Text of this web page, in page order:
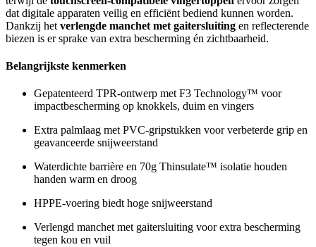
dat digitale apparaten veilig en efficiënt bediend kunnen worden.
Dankzij het verlengde manchet met gaitersluiting en reflecterende
biezen is er sprake van extra bescherming én zichtbaarheid.
Belangrijkste kenmerken
Gepatenteerd TPR-ontwerp met F3 Technology™ voor
impactbescherming op knokkels, duim en vingers
Extra palmlaag met PVC-gripstukken voor verbeterde grip en
geavanceerde snijweerstand
Waterdichte barrière en 70g Thinsulate™ isolatie houden
handen warm en droog
HPPE-voering biedt hoge snijweerstand
Verlengd manchet met gaitersluiting voor extra bescherming
tegen kou en vuil